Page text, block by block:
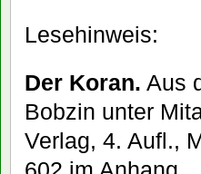
Lesehinweis:
Der Koran. Aus
Bobzin unter
Verlag, 4. Aufl.,